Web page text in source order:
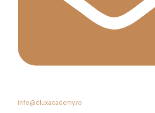
info@dluxacademy.ro